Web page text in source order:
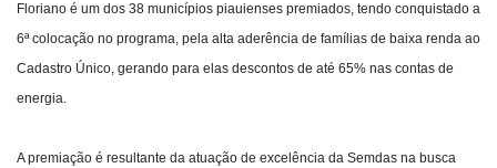
Floriano é um dos 38 municípios piauienses premiados, tendo conquistado a
6ª colocação no programa, pela alta aderência de famílias de baixa renda ao
Cadastro Único, gerando para elas descontos de até 65% nas contas de
energia.
A premiação é resultante da atuação de excelência da Semdas na busca